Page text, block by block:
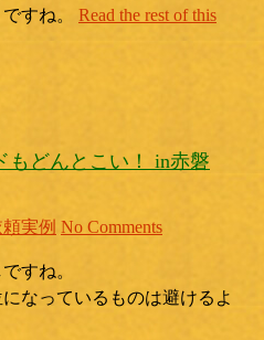
すね。 Read the rest of this
もどんとこい！ in赤磐
実例 No Comments
すね。
なっているものは避けるよ